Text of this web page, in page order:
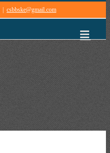
csbbske@gmail.com